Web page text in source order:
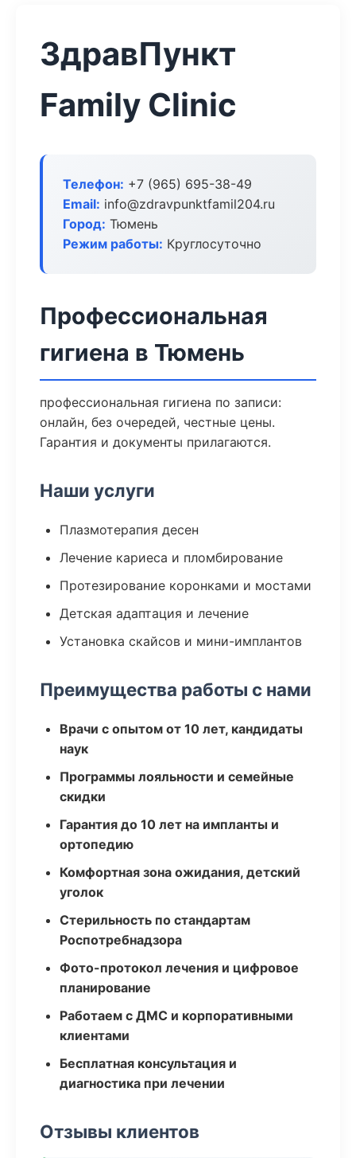
ЗдравПункт
Family Clinic
Телефон: +7 (965) 695-38-49
Email: info@zdravpunktfamil204.ru
Город: Тюмень
Режим работы: Круглосуточно
Профессиональная
гигиена в Тюмень
профессиональная гигиена по записи:
онлайн, без очередей, честные цены.
Гарантия и документы прилагаются.
Наши услуги
Плазмотерапия десен
Лечение кариеса и пломбирование
Протезирование коронками и мостами
Детская адаптация и лечение
Установка скайсов и мини-имплантов
Преимущества работы с нами
Врачи с опытом от 10 лет, кандидаты
наук
Программы лояльности и семейные
скидки
Гарантия до 10 лет на импланты и
ортопедию
Комфортная зона ожидания, детский
уголок
Стерильность по стандартам
Роспотребнадзора
Фото-протокол лечения и цифровое
планирование
Работаем с ДМС и корпоративными
клиентами
Бесплатная консультация и
диагностика при лечении
Отзывы клиентов